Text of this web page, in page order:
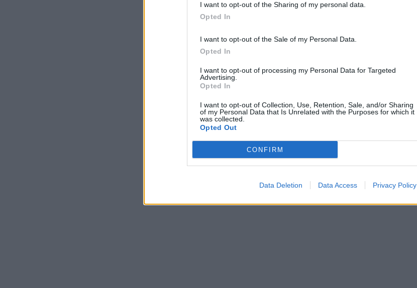
I want to opt-out of the Sharing of my personal data.
Opted In
I want to opt-out of the Sale of my Personal Data.
Opted In
I want to opt-out of processing my Personal Data for Targeted
Advertising.
Opted In
I want to opt-out of Collection, Use, Retention, Sale, and/or Sharing
of my Personal Data that Is Unrelated with the Purposes for which it
was collected.
Opted Out
CONFIRM
Data Deletion Data Access Privacy Policy